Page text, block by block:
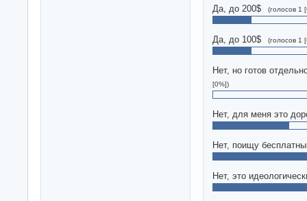
Да, до 200$ (голосов 1
Да, до 100$ (голосов 1
Нет, но готов
[0%])
Нет, для меня это
Нет, поищу
Нет, это